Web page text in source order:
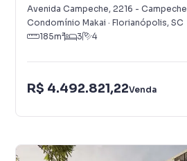
Avenida Campeche, 2216 - Campeche
Condomínio Makai · Florianópolis, SC
185m² 3 4
R$ 4.492.821,22Venda